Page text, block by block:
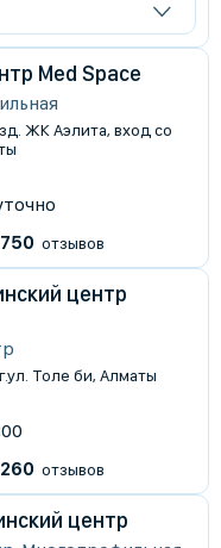
Med Space
ЖК Аэлита, вход со
750 отзывов
центр
Толе би, Алматы
260 отзывов
центр